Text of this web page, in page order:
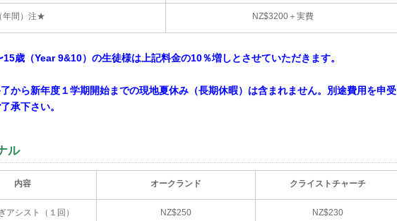
年間）注★ NZ$3200＋実費
歳（Year 9&10）の生徒様は上記料金の10％増しとさせていただきます。
から新年度１学期開始までの現地夏休み（長期休暇）は含まれません。別途費用を申受
承下さい。
ル
内容 オークランド クライストチャーチ
アシスト（１回） NZ$250 NZ$230